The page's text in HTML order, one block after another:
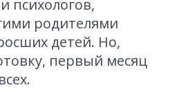
психологов,
родителями
детей. Но,
первый месяц